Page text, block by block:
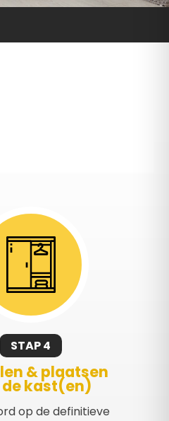
STAP 4
& plaatsen
kast(en)
op de definitieve